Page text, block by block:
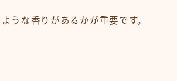
うな香りがあるかが重要です。